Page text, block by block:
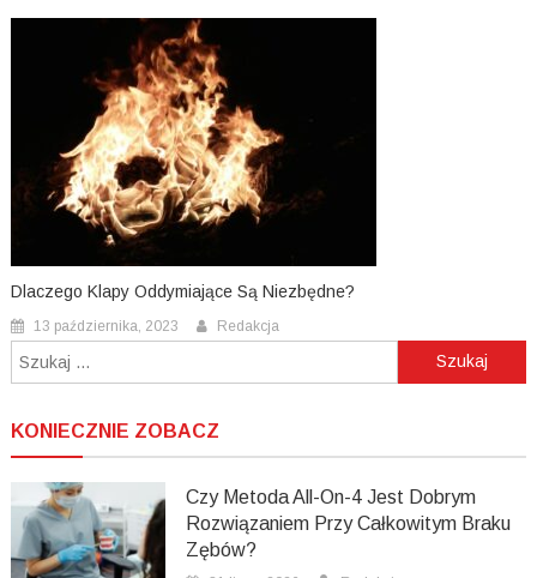
Dlaczego Klapy Oddymiające Są Niezbędne?
13 października, 2023 Redakcja
Szukaj:
KONIECZNIE ZOBACZ
Czy Metoda All-On-4 Jest Dobrym
Rozwiązaniem Przy Całkowitym Braku
Zębów?